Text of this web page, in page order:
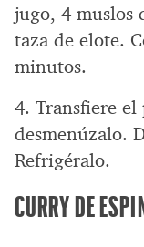
jugo, 4 muslos
taza de elote.
minutos.
4. Transfiere
desmenúzalo.
Refrigéralo.
CURRY DE